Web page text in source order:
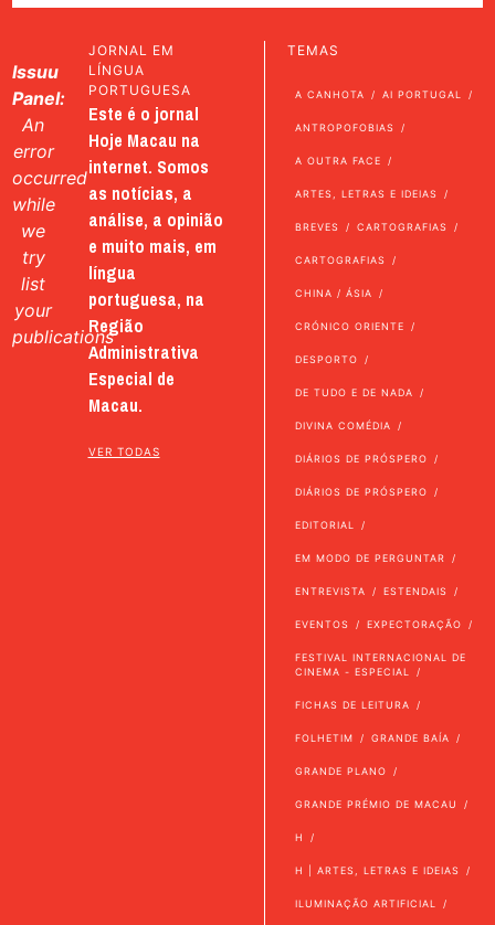
Issuu
Panel:
An
error
occurred
while
we
try
list
your
publications
JORNAL EM
LÍNGUA
PORTUGUESA
Este é o jornal
Hoje Macau na
internet. Somos
as notícias, a
análise, a opinião
e muito mais, em
língua
portuguesa, na
Região
Administrativa
Especial de
Macau.
VER TODAS
TEMAS
A CANHOTA AI PORTUGAL
ANTROPOFOBIAS
A OUTRA FACE
ARTES, LETRAS E IDEIAS
BREVES CARTOGRAFIAS
CARTOGRAFIAS
CHINA / ÁSIA
CRÓNICO ORIENTE
DESPORTO
DE TUDO E DE NADA
DIVINA COMÉDIA
DIÁRIOS DE PRÓSPERO
DIÁRIOS DE PRÓSPERO
EDITORIAL
EM MODO DE PERGUNTAR
ENTREVISTA ESTENDAIS
EVENTOS EXPECTORAÇÃO
FESTIVAL INTERNACIONAL DE
CINEMA - ESPECIAL
FICHAS DE LEITURA
FOLHETIM GRANDE BAÍA
GRANDE PLANO
GRANDE PRÉMIO DE MACAU
H
H | ARTES, LETRAS E IDEIAS
ILUMINAÇÃO ARTIFICIAL